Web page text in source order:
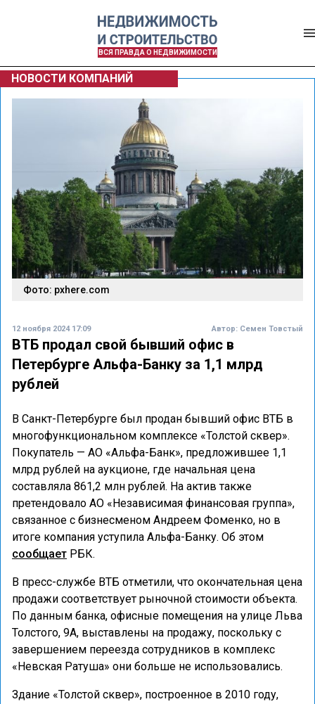
ВСЯ ПРАВДА О НЕДВИЖИМОСТИ
НОВОСТИ КОМПАНИЙ
Фото: pxhere.com
12 ноября 2024 17:09 Автор: Семен Товстый
ВТБ продал свой бывший офис в
Петербурге Альфа-Банку за 1,1 млрд
рублей
В Санкт-Петербурге был продан бывший офис ВТБ в
многофункциональном комплексе «Толстой сквер».
Покупатель — АО «Альфа-Банк», предложившее 1,1
млрд рублей на аукционе, где начальная цена
составляла 861,2 млн рублей. На актив также
претендовало АО «Независимая финансовая группа»,
связанное с бизнесменом Андреем Фоменко, но в
итоге компания уступила Альфа-Банку. Об этом
сообщает РБК.
В пресс-службе ВТБ отметили, что окончательная цена
продажи соответствует рыночной стоимости объекта.
По данным банка, офисные помещения на улице Льва
Толстого, 9А, выставлены на продажу, поскольку с
завершением переезда сотрудников в комплекс
«Невская Ратуша» они больше не использовались.
Здание «Толстой сквер», построенное в 2010 году,